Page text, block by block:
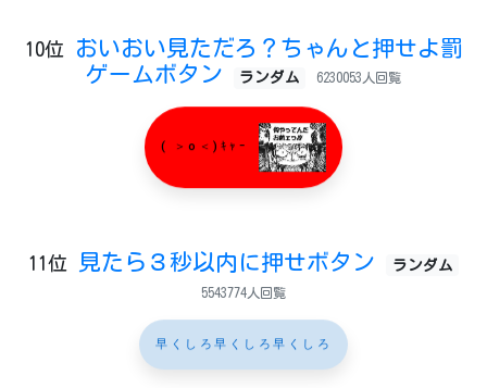
10位
おいおい見ただろ？ちゃんと押せよ罰
ゲームボタン
ランダム 6230053人回覧
( ＞o＜)ｷｬｰ
11位 見たら３秒以内に押せボタン ランダム
5543774人回覧
早くしろ早くしろ早くしろ